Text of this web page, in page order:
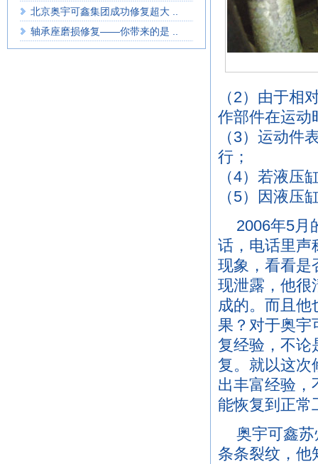
北京奥宇可鑫集团成功修复超大 ..
轴承座磨损修复——你带来的是 ..
（2）由于相
作部件在运动
（3）运动件
行；
（4）若液压
（5）因液压
2006年5月
话，电话里声
现象，看看是
现泄露，他很
成的。而且他
果？对于奥宇
复经验，不论
复。就以这次
出丰富经验，
能恢复到正常
奥宇可鑫
条条裂纹，他